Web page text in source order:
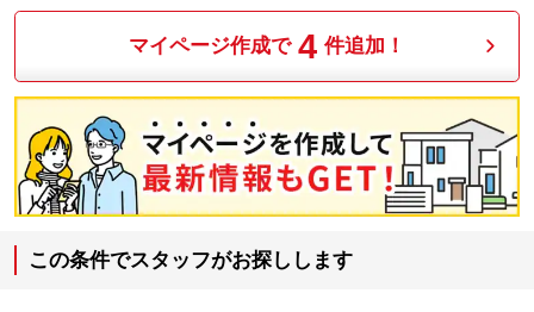
マイページ作成で 4 件追加！
この条件でスタッフがお探しします